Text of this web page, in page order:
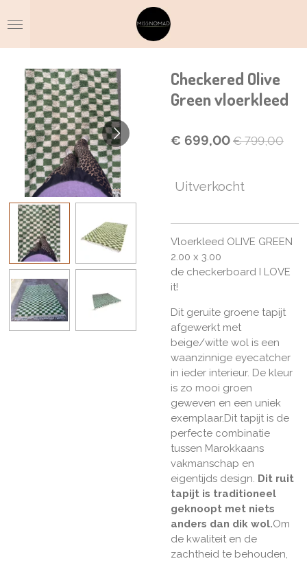
direct
hoofdinhoud
Checkered Olive
Green vloerkleed
€ 699,00 € 799,00
Uitverkocht
Vloerkleed OLIVE GREEN
2.00 x 3.00
de checkerboard I LOVE
it!
Dit geruite groene tapijt
afgewerkt met
beige/witte wol is een
waanzinnige eyecatcher
in ieder interieur. De kleur
is zo mooi groen
geweven en een uniek
exemplaar.Dit tapijt is de
perfecte combinatie
tussen Marokkaans
vakmanschap en
eigentijds design. Dit ruit
tapijt is traditioneel
geknoopt met niets
anders dan dik wol.Om
de kwaliteit en de
zachtheid te behouden,